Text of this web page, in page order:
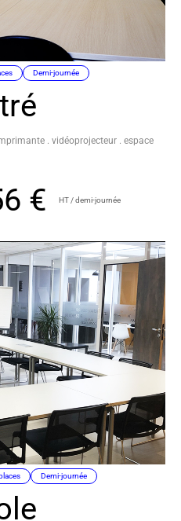
Demi-journée
. vidéoprojecteur . espace
€ HT / demi-journée
Demi-journée